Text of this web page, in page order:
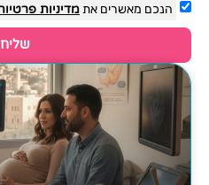
הנכם מאשרים אתמדיניות